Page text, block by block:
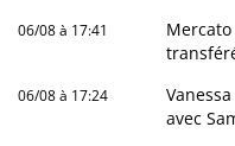
06/08 à 17:41
06/08 à 17:24
avec